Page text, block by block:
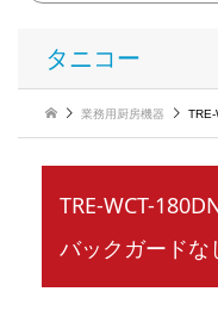
タニコー
業務用厨房機器 TRE-
TRE-WCT-
バックガードな